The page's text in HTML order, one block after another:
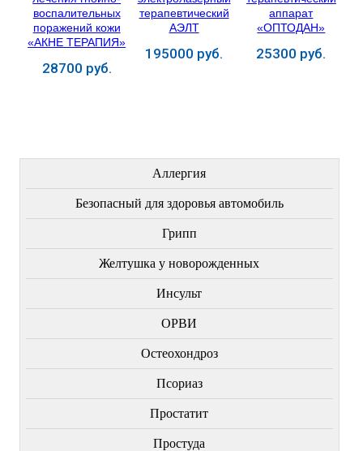
28700 руб.
195000 руб. 25300 руб.
Аллергия
Безопасный для здоровья автомобиль
Грипп
Желтушка у новорожденных
Инсульт
ОРВИ
Остеохондроз
Пcориаз
Простатит
Простуда